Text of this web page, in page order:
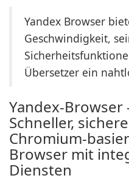
Yandex Browser
Geschwindigkeit,
Übersetzer ein
Yandex-
Schneller,
Chromium-
Browser mit
Diensten